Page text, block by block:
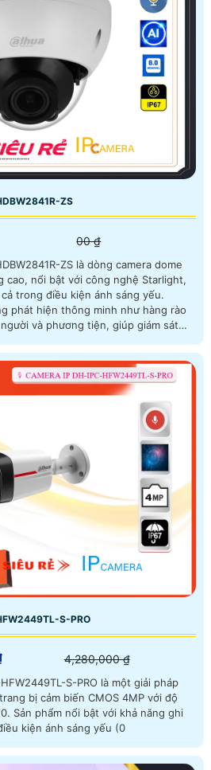
ZS
00 ₫
ZS là dòng camera dome
cao, nổi bật với công nghệ Starlight,
trong điều kiện ánh sáng yếu.
phát hiện thông minh như hàng rào
và phương tiện, giúp giám sát
S-PRO
4,280,000 ₫
S-PRO là một giải pháp
bị cảm biến CMOS 4MP với độ
ghi
kiện ánh sáng yếu (0